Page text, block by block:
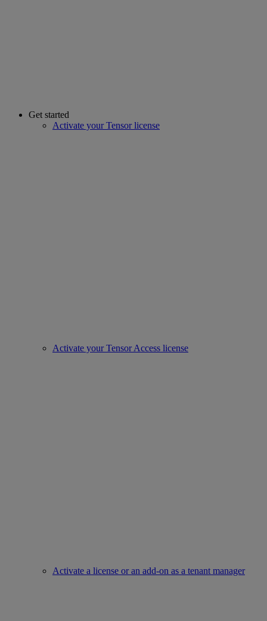
Get started
Activate your Tensor license
Activate your Tensor Access license
Activate a license or an add-on as a tenant manager